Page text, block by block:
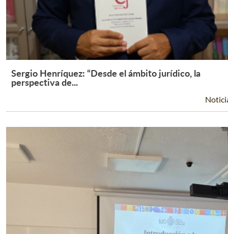
Leer Más +
Sergio Henríquez: “Desde el ámbito jurídico, la
perspectiva de...